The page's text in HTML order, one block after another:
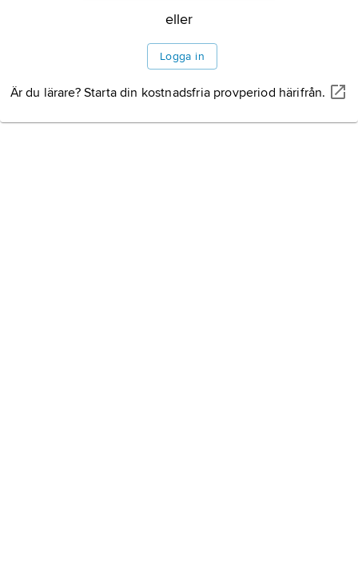
eller
Logga in
Är du lärare? Starta din kostnadsfria provperiod härifrån.